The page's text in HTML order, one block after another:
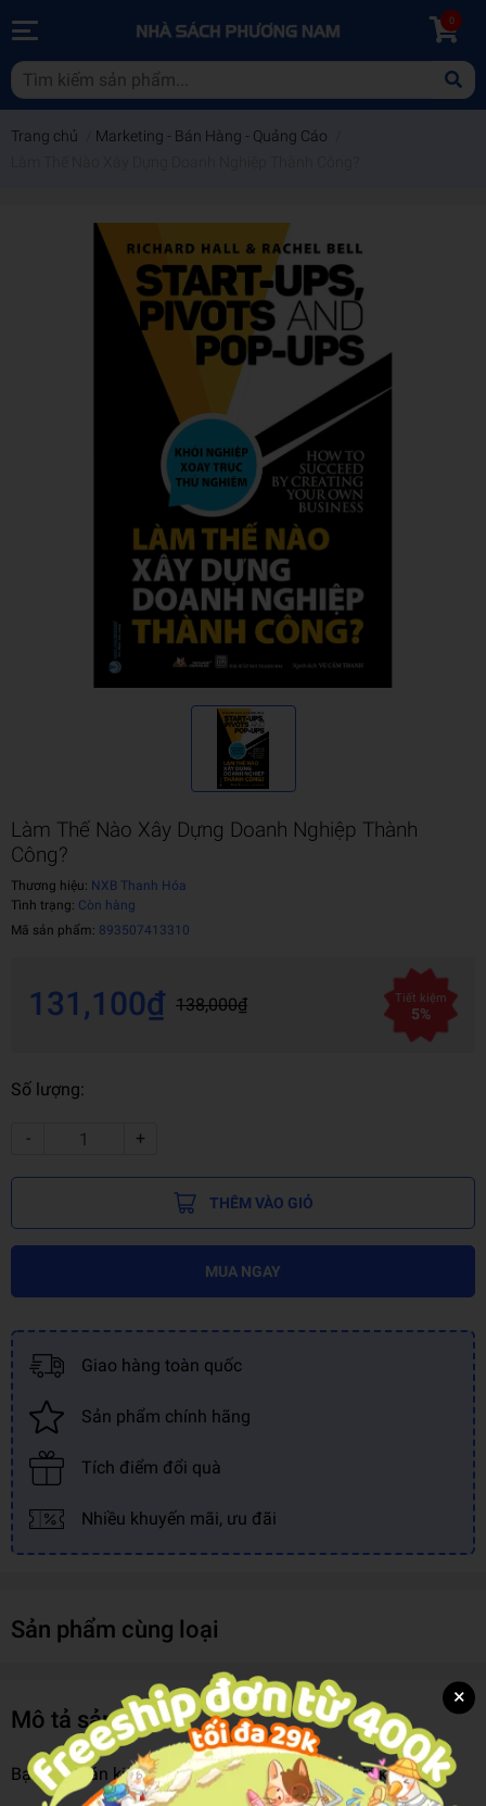
0
Trang chủ Marketing - Bán Hàng - Quảng Cáo
Làm Thế Nào Xây Dựng Doanh Nghiệp Thành
Công?
Thương hiệu: NXB Thanh Hóa
Tình trạng: Còn hàng
Mã sản phẩm: 893507413310
131,100₫ 138,000₫ Tiết kiệm
5%
Số lượng:
- +
THÊM VÀO GIỎ
MUA NGAY
Giao hàng toàn quốc
Sản phẩm chính hãng
Tích điểm đổi quà
Nhiều khuyến mãi, ưu đãi
Sản phẩm cùng loại
Mô tả sản phẩm
Bạn đã chán kiếp làm thuê, kiếm tiền cho người khác?
×